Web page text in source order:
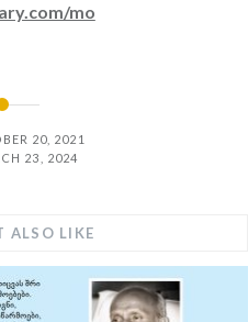
20, 2021
23, 2024
mo
ALSO LIKE